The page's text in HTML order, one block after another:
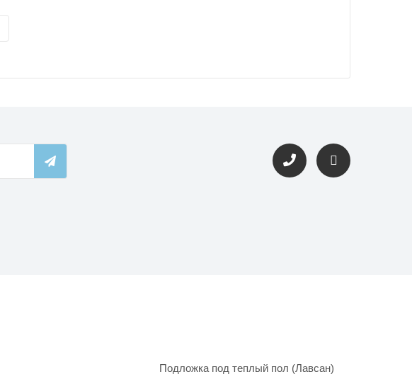
Подложка под теплый пол (Лавсан)